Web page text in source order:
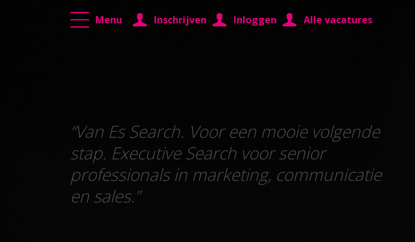
Menu Inschrijven Inloggen Alle vacatures
“Van Es Search. Voor een mooie volgende
stap. Executive Search voor senior
professionals in marketing, communicatie
en sales.”